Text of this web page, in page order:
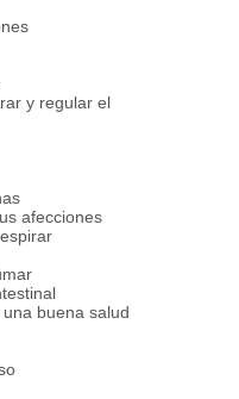
y regular el
afecciones
buena salud